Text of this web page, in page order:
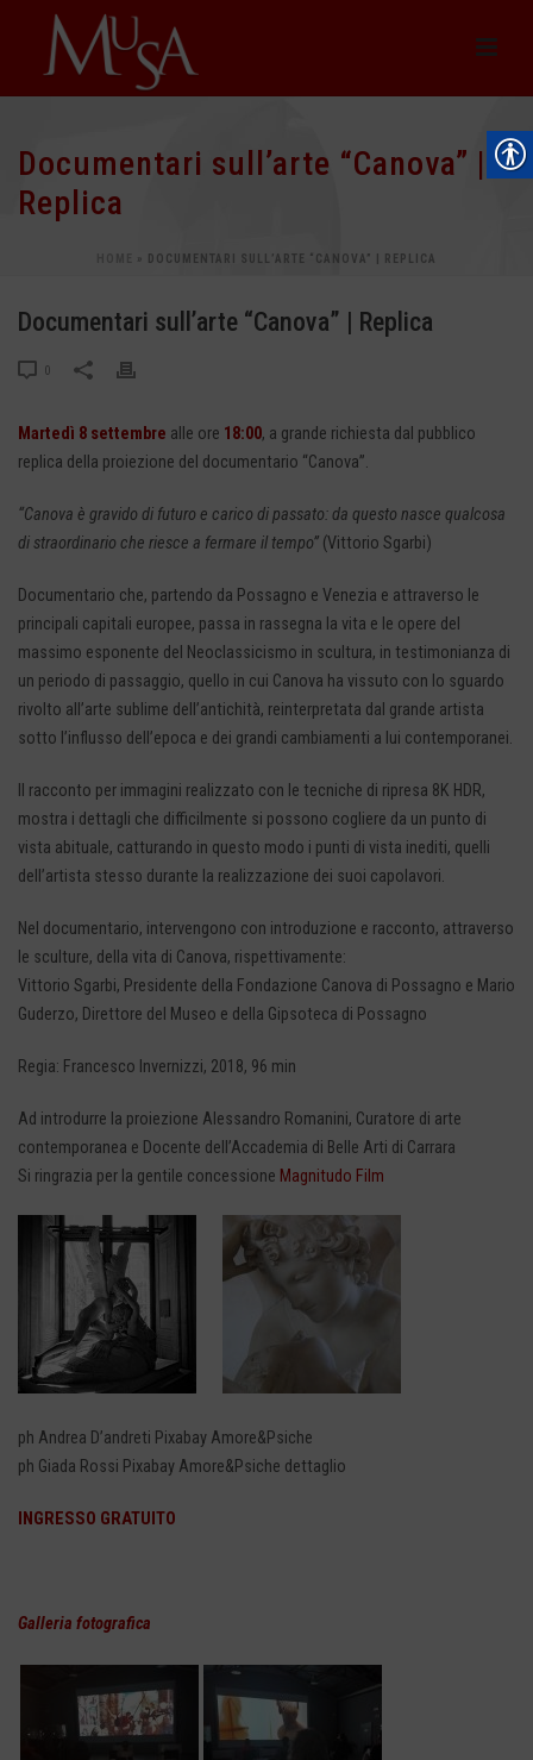
Documentari sull’arte “Canova” |
Replica
» DOCUMENTARI SULL’ARTE “CANOVA” | REPLICA
Documentari sull’arte “Canova” | Replica
0
Martedì 8 settembre alle ore 18:00, a grande richiesta dal pubblico
replica della proiezione del documentario “Canova”.
“Canova è gravido di futuro e carico di passato: da questo nasce qualcosa
di straordinario che riesce a fermare il tempo” (Vittorio Sgarbi)
Documentario che, partendo da Possagno e Venezia e attraverso le
principali capitali europee, passa in rassegna la vita e le opere del
massimo esponente del Neoclassicismo in scultura, in testimonianza di
un periodo di passaggio, quello in cui Canova ha vissuto con lo sguardo
rivolto all’arte sublime dell’antichità, reinterpretata dal grande artista
sotto l’influsso dell’epoca e dei grandi cambiamenti a lui contemporanei.
Il racconto per immagini realizzato con le tecniche di ripresa 8K HDR,
mostra i dettagli che difficilmente si possono cogliere da un punto di
vista abituale, catturando in questo modo i punti di vista inediti, quelli
dell’artista stesso durante la realizzazione dei suoi capolavori.
Nel documentario, intervengono con introduzione e racconto, attraverso
le sculture, della vita di Canova, rispettivamente:
Vittorio Sgarbi, Presidente della Fondazione Canova di Possagno e Mario
Guderzo, Direttore del Museo e della Gipsoteca di Possagno
Regia: Francesco Invernizzi, 2018, 96 min
Ad introdurre la proiezione Alessandro Romanini, Curatore di arte
contemporanea e Docente dell’Accademia di Belle Arti di Carrara
Si ringrazia per la gentile concessione Magnitudo Film
ph Andrea D’andreti Pixabay Amore&Psiche
ph Giada Rossi Pixabay Amore&Psiche dettaglio
INGRESSO GRATUITO
Galleria fotografica